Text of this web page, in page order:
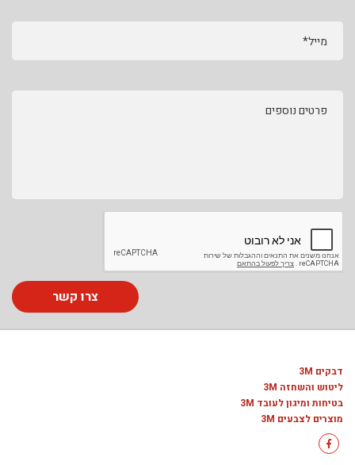
מייל*
פרטים נוספים
צרו קשר
דבקים 3M
ליטוש והשחזה 3M
בטיחות ומיגון לעובד 3M
מוצרים לצבעים 3M